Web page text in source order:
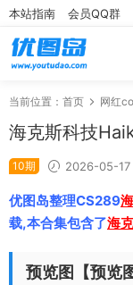
本站指南 会员QQ群
当前位置： 首页 网红
海克斯科技
10期 2026-05-17
优图岛整理CS289
载,本合集包含了海
预览图【预览